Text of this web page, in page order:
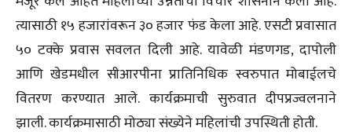
त्यासाठी १५ हजारांवरून ३० हजार फंड केला आहे. एसटी प्रवासात
५० टक्के प्रवास सवलत दिली आहे. यावेळी मंडणगड, दापोली
आणि खेडमधील सीआरपीना प्रातिनिधिक स्वरुपात मोबाईलचे
वितरण करण्यात आले. कार्यक्रमाची सुरुवात दीपप्रज्वलनाने
झाली. कार्यक्रमासाठी मोठ्या संख्येने महिलांची उपस्थिती होती.